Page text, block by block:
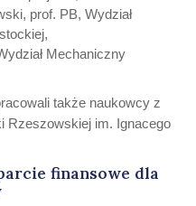
prof. PB, Wydział
Mechaniczny
także naukowcy z
Rzeszowskiej im. Ignacego
finansowe dla